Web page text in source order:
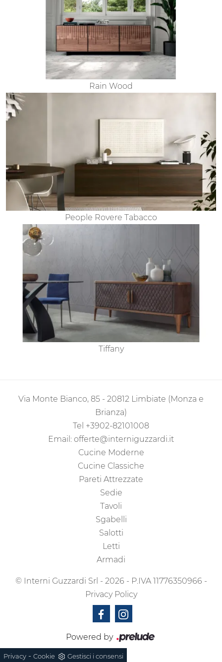
Rain Wood
People Rovere Tabacco
Tiffany
Via Monte Bianco, 85 - 20812 Limbiate (Monza e
Brianza)
Tel +3902-82101008
Email: offerte@interniguzzardi.it
Cucine Moderne
Cucine Classiche
Pareti Attrezzate
Sedie
Tavoli
Sgabelli
Salotti
Letti
Armadi
© Interni Guzzardi Srl - 2026 - P.IVA 11776350966 -
Privacy Policy
Powered by
Privacy - Cookie Gestisci i consensi